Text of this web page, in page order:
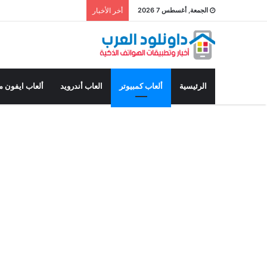
الجمعة, أغسطس 7 2026 أخر الأخبار
الرئيسية ألعاب كمبيوتر العاب أندرويد ألعاب ايفون